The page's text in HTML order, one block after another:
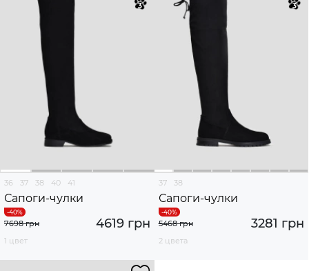
36 37 38 40 41
Сапоги-чулки
4619 грн
7698 грн
1 цвет
37 38
Сапоги-чулки
3281 грн
5468 грн
2 цвета